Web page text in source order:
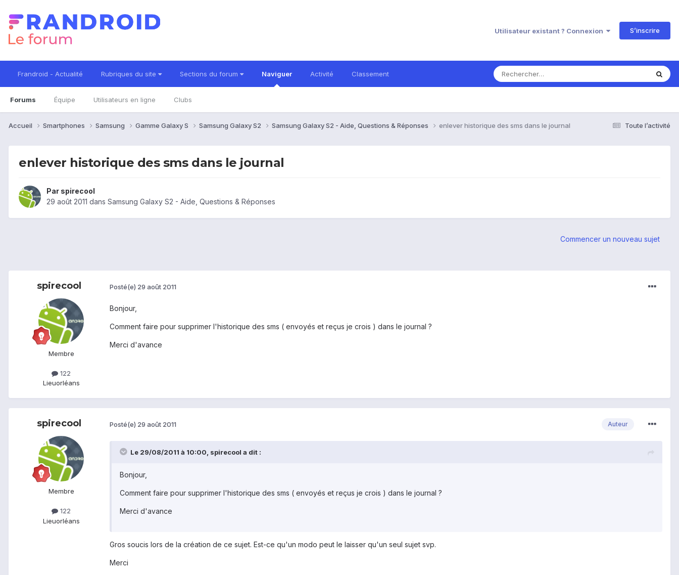
Utilisateur existant ? Connexion S’inscrire
Frandroid - Actualité Rubriques du site Sections du forum Naviguer
Forums Équipe Utilisateurs en ligne Clubs
Activité Classement
Toute l’activité
Accueil Smartphones Samsung Gamme Galaxy S Samsung Galaxy S2 Samsung Galaxy S2 - Aide, Questions & Réponses enlever historique des sms dans le journal
enlever historique des sms dans le journal
Par spirecool
29 août 2011 dans Samsung Galaxy S2 - Aide, Questions & Réponses
Commencer un nouveau sujet
spirecool
Membre
122
Lieuorléans
Posté(e) 29 août 2011
Bonjour,
Comment faire pour supprimer l'historique des sms ( envoyés et reçus je crois ) dans le journal ?
Merci d'avance
spirecool
Membre
122
Lieuorléans
Auteur
Posté(e) 29 août 2011
Le 29/08/2011 à 10:00, spirecool a dit :
Bonjour,
Comment faire pour supprimer l'historique des sms ( envoyés et reçus je crois ) dans le journal ?
Merci d'avance
Gros soucis lors de la création de ce sujet. Est-ce qu'un modo peut le laisser qu'un seul sujet svp.
Merci